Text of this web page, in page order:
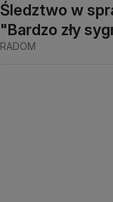
Śledztwo w
"Bardzo zły
RADOM